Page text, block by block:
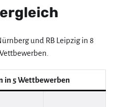
und RB Leipzig in 8
in 5 Wettbewerben